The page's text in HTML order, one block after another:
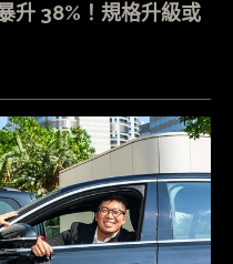
升 38%！規格升級或